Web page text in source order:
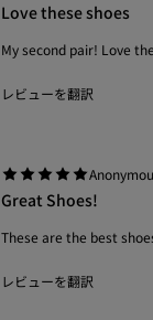
Love these shoes
My second pair! Love
レビューを翻訳
Great Shoes!
These are the best
レビューを翻訳